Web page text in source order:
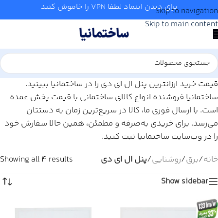
Skip to navigation
Skip to main content
برای دیدن اینماد لطفا VPN را خاموش کنید
قیمت خرید ارزانترین پنل ال ای دی را در ساختمانیا ببینید.
ساختمانیا فروشنده انواع کالای ساختمانی با قیمت پخش عمده
است. با ارسال فوری ما، کالا در سریع‌ترین زمان به دستتان
می‌رسد. برای خریدی به‌صرفه و مطمئن، همین حالا سفارش خود
را در وب‌سایت ساختمانیا ثبت کنید.
خانه/برق/روشنایی/پنل ال ای دی
Showing all 4 results
Show sidebar